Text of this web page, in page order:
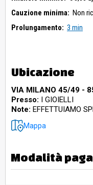
Cauzione minima: Non
Prolungamento: 3 min
Ubicazione
VIA MILANO 45/49 -
Presso: I GIOIELLI
Note: EFFETTUIAMO
Mappa
Modalità